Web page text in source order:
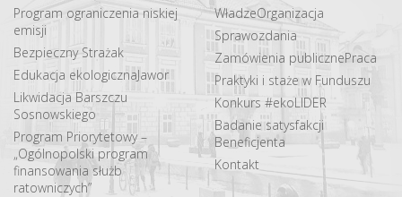
Program ograniczenia niskiej
emisji
Bezpieczny Strażak
Edukacja ekologicznaJawor
Likwidacja Barszczu
Sosnowskiego
Program Priorytetowy –
„Ogólnopolski program
finansowania służb
ratowniczych”
WładzeOrganizacja
Sprawozdania
Zamówienia publicznePraca
Praktyki i staże w Funduszu
Konkurs #ekoLIDER
Badanie satysfakcji
Beneficjenta
Kontakt